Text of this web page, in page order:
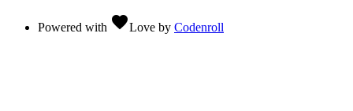
Powered with favoriteLove by Codenroll